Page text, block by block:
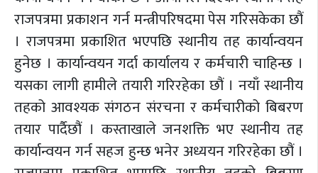
राजपत्रमा प्रकाशन गर्न मन्त्रीपरिषदमा पेस गरिसकेका छौं
। राजपत्रमा प्रकाशित भएपछि स्थानीय तह कार्यान्वयन
हुनेछ । कार्यान्वयन गर्दा कार्यालय र कर्मचारी चाहिन्छ ।
यसका लागी हामीले तयारी गरिरहेका छौं । नयाँ स्थानीय
तहको आवश्यक संगठन संरचना र कर्मचारीको बिबरण
तयार पार्दैछौं । कस्ताखाले जनशक्ति भए स्थानीय तह
कार्यान्वयन गर्न सहज हुन्छ भनेर अध्ययन गरिरहेका छौं ।